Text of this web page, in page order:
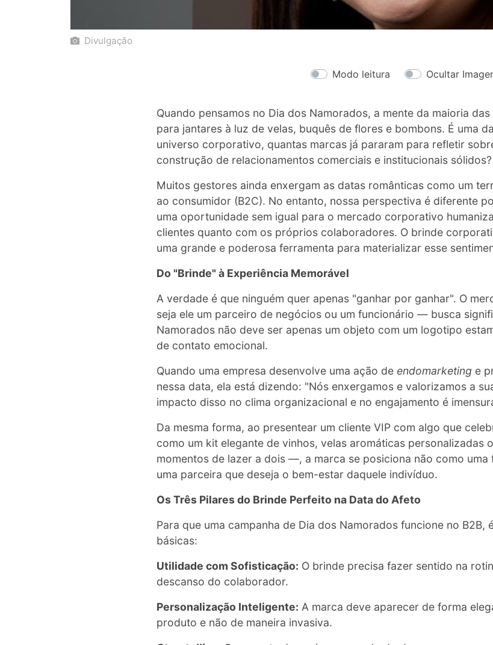
Divulgação
Modo leitura Ocultar
Quando pensamos no Dia dos Namorados, a mente da maioria
para jantares à luz de velas, buquês de flores e bombons. É uma
universo corporativo, quantas marcas já pararam para refletir
construção de relacionamentos comerciais e institucionais sólidos?
Muitos gestores ainda enxergam as datas românticas como um
ao consumidor (B2C). No entanto, nossa perspectiva é diferente
uma oportunidade sem igual para o mercado corporativo
clientes quanto com os próprios colaboradores. O brinde
uma grande e poderosa ferramenta para materializar esse
Do "Brinde" à Experiência Memorável
A verdade é que ninguém quer apenas "ganhar por ganhar". O
seja ele um parceiro de negócios ou um funcionário — busca
Namorados não deve ser apenas um objeto com um logotipo
de contato emocional.
Quando uma empresa desenvolve uma ação de endomarketing e
nessa data, ela está dizendo: "Nós enxergamos e valorizamos a
impacto disso no clima organizacional e no engajamento é
Da mesma forma, ao presentear um cliente VIP com algo que
como um kit elegante de vinhos, velas aromáticas personalizadas
momentos de lazer a dois —, a marca se posiciona não como
uma parceira que deseja o bem-estar daquele indivíduo.
Os Três Pilares do Brinde Perfeito na Data do Afeto
Para que uma campanha de Dia dos Namorados funcione no B2B,
básicas:
Utilidade com Sofisticação: O brinde precisa fazer sentido na
descanso do colaborador.
Personalização Inteligente: A marca deve aparecer de forma
produto e não de maneira invasiva.